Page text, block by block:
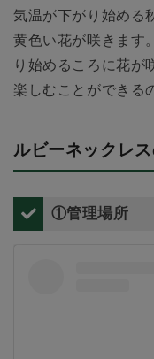
気温が下がり始める
黄色い花が咲きます
り始めるころに花が
楽しむことができる
ルビーネックレ
①管理場所